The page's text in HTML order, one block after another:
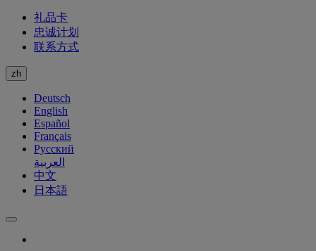
礼品卡
忠诚计划
联系方式
zh
Deutsch
English
Español
Français
Русский
العربية
中文
日本語